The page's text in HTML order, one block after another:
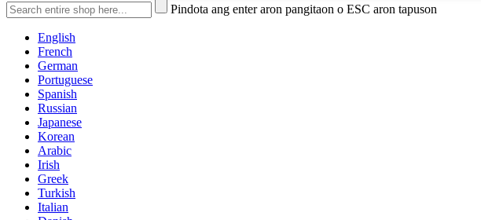
Pindota ang enter aron pangitaon o ESC aron tapuson
English
French
German
Portuguese
Spanish
Russian
Japanese
Korean
Arabic
Irish
Greek
Turkish
Italian